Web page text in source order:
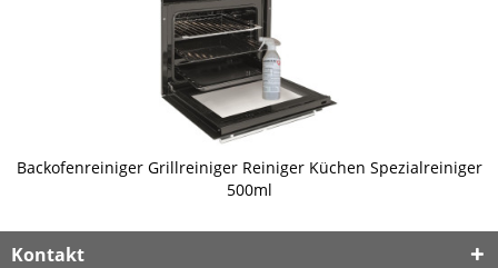
Backofenreiniger Grillreiniger Reiniger Küchen Spezialreiniger
500ml
Kontakt